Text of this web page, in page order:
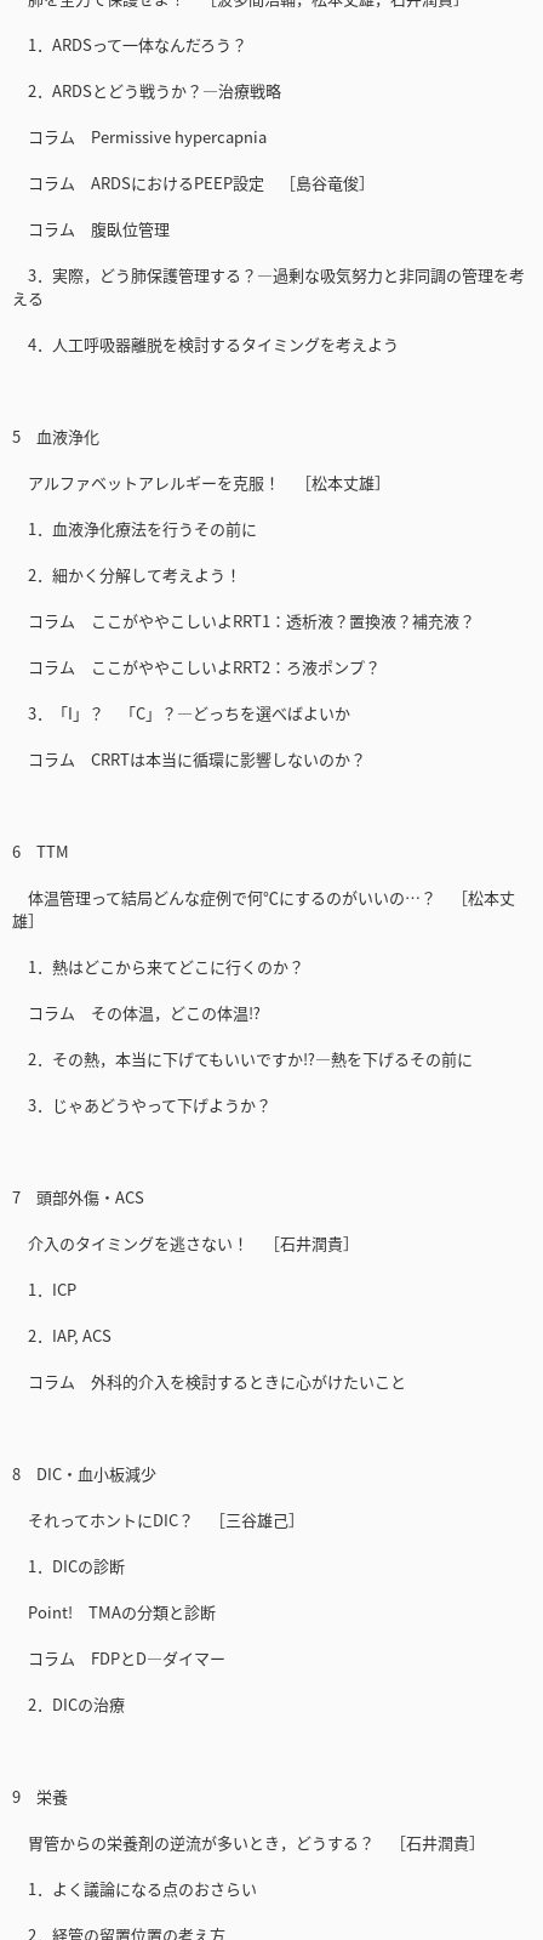
1．ARDSって一体なんだろう？
2．ARDSとどう戦うか？―治療戦略
コラム Permissive hypercapnia
コラム ARDSにおけるPEEP設定 ［島谷竜俊］
コラム 腹臥位管理
3．実際，どう肺保護管理する？―過剰な吸気努力と非同調の管理を考
える
4．人工呼吸器離脱を検討するタイミングを考えよう
5 血液浄化
アルファベットアレルギーを克服！ ［松本丈雄］
1．血液浄化療法を行うその前に
2．細かく分解して考えよう！
コラム ここがややこしいよRRT1：透析液？置換液？補充液？
コラム ここがややこしいよRRT2：ろ液ポンプ？
3．「I」？ 「C」？―どっちを選べばよいか
コラム CRRTは本当に循環に影響しないのか？
6 TTM
体温管理って結局どんな症例で何℃にするのがいいの…？ ［松本丈
雄］
1．熱はどこから来てどこに行くのか？
コラム その体温，どこの体温⁉
2．その熱，本当に下げてもいいですか⁉―熱を下げるその前に
3．じゃあどうやって下げようか？
7 頭部外傷・ACS
介入のタイミングを逃さない！ ［石井潤貴］
1．ICP
2．IAP, ACS
コラム 外科的介入を検討するときに心がけたいこと
8 DIC・血小板減少
それってホントにDIC？ ［三谷雄己］
1．DICの診断
Point! TMAの分類と診断
コラム FDPとD—ダイマー
2．DICの治療
9 栄養
胃管からの栄養剤の逆流が多いとき，どうする？ ［石井潤貴］
1．よく議論になる点のおさらい
2．経管の留置位置の考え方